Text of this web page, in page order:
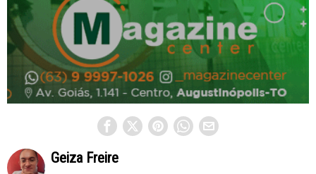
Geiza Freire